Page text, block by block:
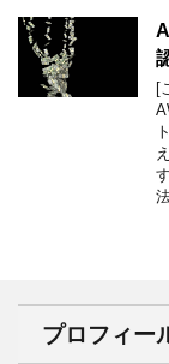
[
プロフィー